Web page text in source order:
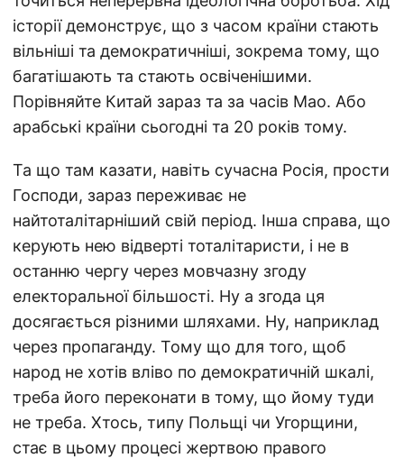
історії демонструє, що з часом країни стають
вільніші та демократичніші, зокрема тому, що
багатішають та стають освіченішими.
Порівняйте Китай зараз та за часів Мао. Або
арабські країни сьогодні та 20 років тому.
Та що там казати, навіть сучасна Росія, прости
Господи, зараз переживає не
найтоталітарніший свій період. Інша справа, що
керують нею відверті тоталітаристи, і не в
останню чергу через мовчазну згоду
електоральної більшості. Ну а згода ця
досягається різними шляхами. Ну, наприклад
через пропаганду. Тому що для того, щоб
народ не хотів вліво по демократичній шкалі,
треба його переконати в тому, що йому туди
не треба. Хтось, типу Польщі чи Угорщини,
стає в цьому процесі жертвою правого